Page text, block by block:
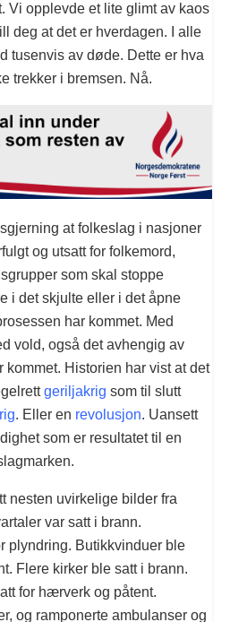
Vi opplevde et lite glimt av kaos
deg at det er hverdagen. I alle
tusenvis av døde. Dette er hva
trekker i bremsen. Nå.
at folkeslag i nasjoner
og utsatt for folkemord,
som skal stoppe
i det skjulte eller i det åpne
har kommet. Med
vold, også det avhengig av
kommet. Historien har vist at det
geriljakrig som til slutt
. Eller en revolusjon. Uansett
som er resultatet til en
nesten uvirkelige bilder fra
var satt i brann.
plyndring. Butikkvinduer ble
Flere kirker ble satt i brann.
for hærverk og påtent.
og ramponerte ambulanser og